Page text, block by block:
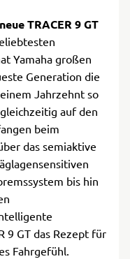
TRACER 9 GT
Yamaha großen
Generation die
Jahrzehnt so
auf den
beim
das semiaktive
bis hin
9 GT das Rezept für
Fahrgefühl.